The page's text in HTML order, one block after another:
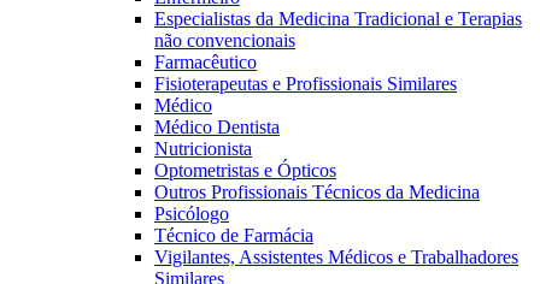
Especialistas da Medicina Tradicional e Terapias
não convencionais
Farmacêutico
Fisioterapeutas e Profissionais Similares
Médico
Médico Dentista
Nutricionista
Optometristas e Ópticos
Outros Profissionais Técnicos da Medicina
Psicólogo
Técnico de Farmácia
Vigilantes, Assistentes Médicos e Trabalhadores
Similares